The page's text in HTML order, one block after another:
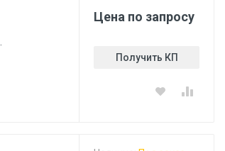
Цена по запросу
Получить КП